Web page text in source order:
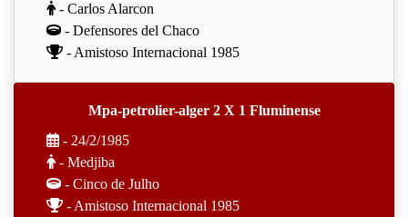
- Carlos Alarcon
- Defensores del Chaco
- Amistoso Internacional 1985
Mpa-petrolier-alger 2 X 1 Fluminense
- 24/2/1985
- Medjiba
- Cinco de Julho
- Amistoso Internacional 1985